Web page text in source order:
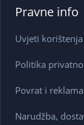
Pravne info
Uvjeti korištenja
Politika
Povrat i
Narudžba,